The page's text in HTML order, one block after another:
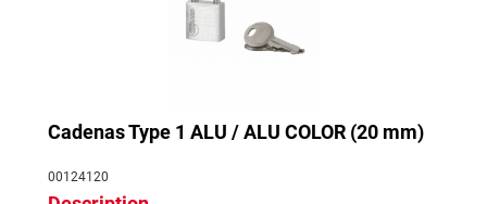
Cadenas Type 1 ALU / ALU COLOR (20 mm)
00124120